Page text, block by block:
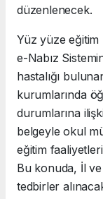
düzenlenecek.
Yüz yüze eğitim
e-Nabız
hastalığı
kurumlarında
durumlarına
belgeyle okul
eğitim
Bu konuda, İl
tedbirler